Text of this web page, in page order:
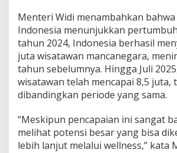
Menteri Widi menambahkan
Indonesia menunjukkan
tahun 2024, Indonesia berhasil
juta wisatawan mancanegara,
tahun sebelumnya. Hingga Juli
wisatawan telah mencapai 8,5 juta,
dibandingkan periode yang sama.
“Meskipun pencapaian ini sangat
melihat potensi besar yang bisa
lebih lanjut melalui wellness,” kata